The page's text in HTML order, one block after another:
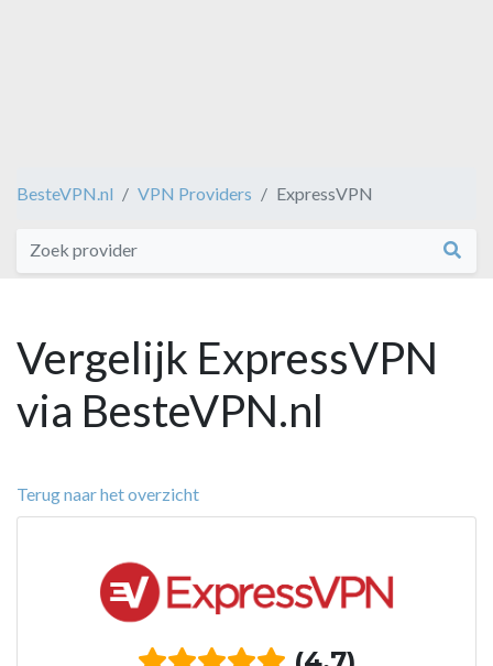
BesteVPN.nl VPN Providers ExpressVPN
Vergelijk ExpressVPN
via BesteVPN.nl
Terug naar het overzicht